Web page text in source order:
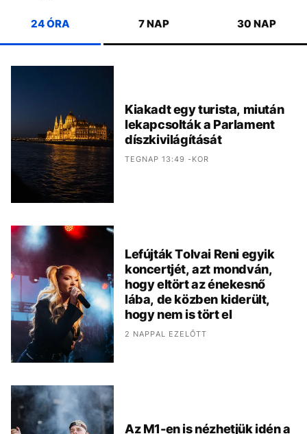
24 ÓRA 7 NAP 30 NAP
Kiakadt egy turista, miután
lekapcsolták a Parlament
díszkivilágítását
TEGNAP 13:49 -KOR
Lefújták Tolvai Reni egyik
koncertjét, azt mondván,
hogy eltört az énekesnő
lába, de közben kiderült,
hogy nem is tört el
2 NAPPAL EZELŐTT
Az M1-en is nézhetjük idén a